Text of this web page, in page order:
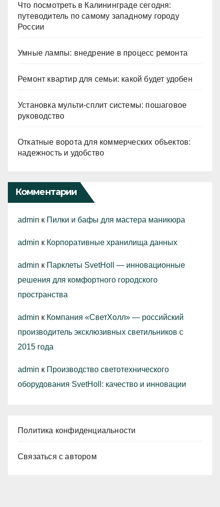
Что посмотреть в Калининграде сегодня:
путеводитель по самому западному городу
России
Умные лампы: внедрение в процесс ремонта
Ремонт квартир для семьи: какой будет удобен
Установка мульти-сплит системы: пошаговое
руководство
Откатные ворота для коммерческих объектов:
надежность и удобство
Комментарии
admin к Пилки и бафы для мастера маникюра
admin к Корпоративные хранилища данных
admin к Парклеты SvetHoll — инновационные
решения для комфортного городского
пространства
admin к Компания «СветХолл» — российский
производитель эксклюзивных светильников с
2015 года
admin к Производство светотехнического
оборудования SvetHoll: качество и инновации
Политика конфиденциальности
Связаться с автором